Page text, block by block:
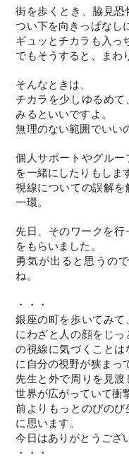
街を歩くとき、脇見恐
つい下を向きっぱなし
ギュッとチカラも入っ
でもそうすると、まわ
そんなときは、
チカラを少しゆるめ
みるといいですよ。
無理のない範囲でいい
個人サポートやグル
を一緒にしたりもしま
視線についての誤解
一環。
先日、そのワークを
をもらいました。
勇気が出ると思うの
ね。
・・・
銀座の町を歩いてみ
にわざと人の顔をじ
の視線に気づくこと
に自分の視野が狭まっ
先生と外で周りを見渡
世界が広がっていて衝
前よりもっとのびのび
に思います。
今日はありがとうござ
・・・